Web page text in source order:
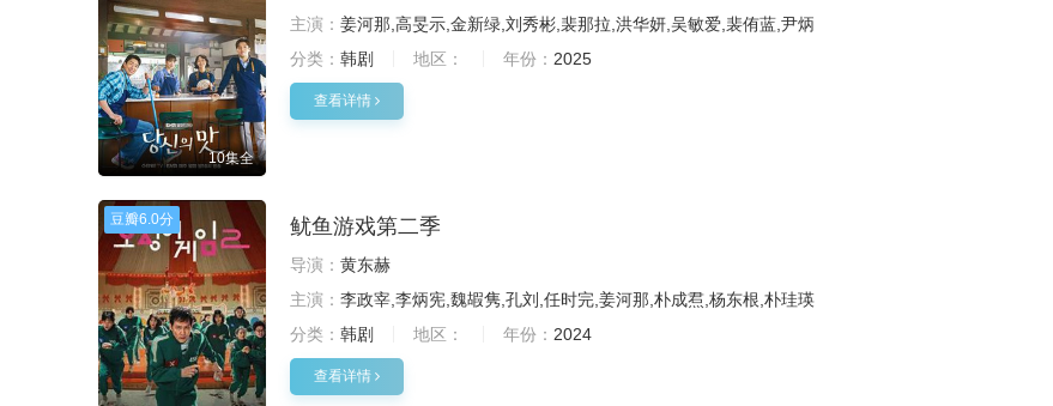
10集全
主演： 姜河那,高旻示,金新绿,刘秀彬,裴那拉,洪华妍,吴敏爱,裴侑蓝,尹炳
分类： 韩剧 地区： 年份： 2025
查看详情
豆瓣6.0分 鱿鱼游戏第二季
导演： 黄东赫
主演： 李政宰,李炳宪,魏嘏隽,孔刘,任时完,姜河那,朴成焄,杨东根,朴珪瑛
分类： 韩剧 地区： 年份： 2024
查看详情